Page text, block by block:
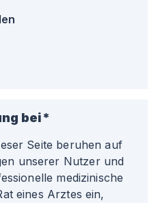
bei*
Seite beruhen auf
unserer Nutzer und
medizinische
eines Arztes ein,